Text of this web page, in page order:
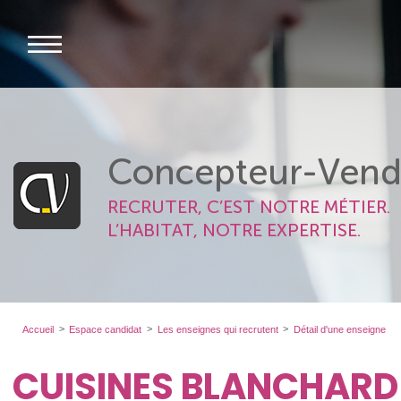
Concepteur-
RECRUTER, C’EST NOTRE MÉTIER.
L’HABITAT, NOTRE EXPERTISE.
Accueil Espace candidat Les enseignes qui recrutent Détail d'une enseigne
CUISINES BLANCHARD